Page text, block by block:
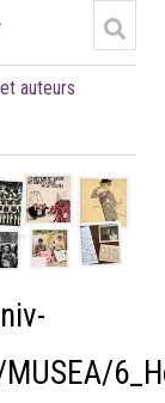
auteurs